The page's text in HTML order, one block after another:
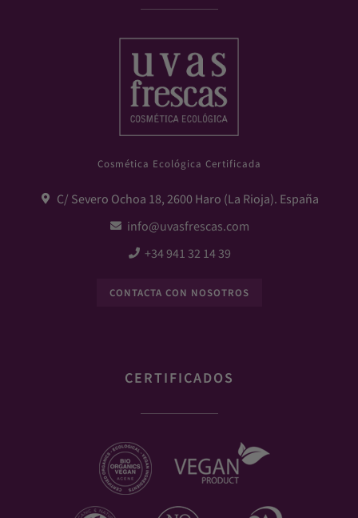
Cosmética Ecológica Certificada
C/ Severo Ochoa 18, 2600 Haro (La Rioja). España
info@uvasfrescas.com
+34 941 32 14 39
CONTACTA CON NOSOTROS
CERTIFICADOS